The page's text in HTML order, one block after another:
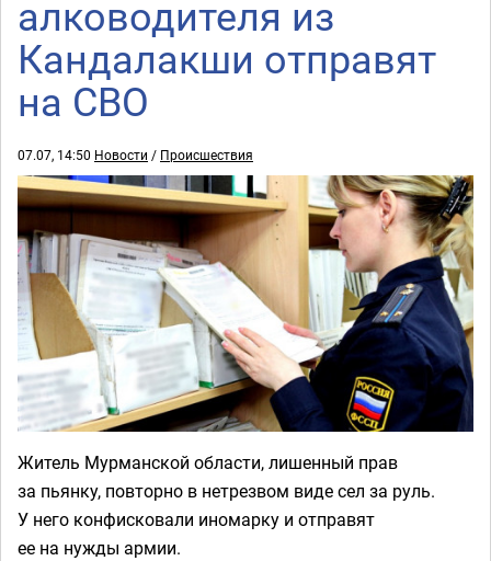
алководителя из
Кандалакши отправят
на СВО
07.07, 14:50 Новости / Происшествия
Житель Мурманской области, лишенный прав
за пьянку, повторно в нетрезвом виде сел за руль.
У него конфисковали иномарку и отправят
ее на нужды армии.